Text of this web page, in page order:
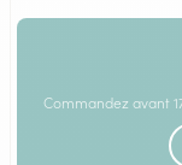
Commandez avant